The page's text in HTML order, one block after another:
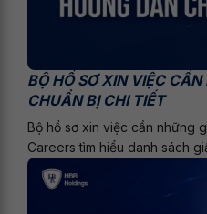
BỘ HỒ SƠ XIN VIỆC
CHUẨN BỊ CHI TIẾT
Bộ hồ sơ xin việc cần những
Careers tìm hiểu danh sách